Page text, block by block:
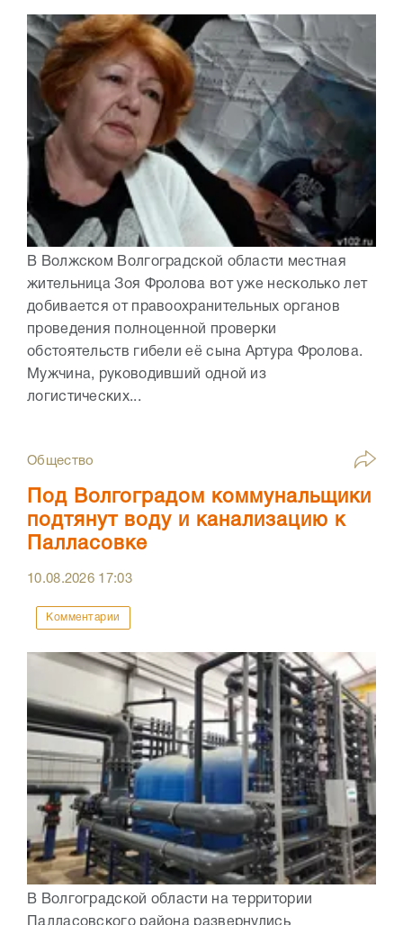
В Волжском Волгоградской области местная
жительница Зоя Фролова вот уже несколько лет
добивается от правоохранительных органов
проведения полноценной проверки
обстоятельств гибели её сына Артура Фролова.
Мужчина, руководивший одной из
логистических...
Общество
Под Волгоградом коммунальщики
подтянут воду и канализацию к
Палласовке
10.08.2026 17:03
Комментарии
В Волгоградской области на территории
Палласовского района развернулись